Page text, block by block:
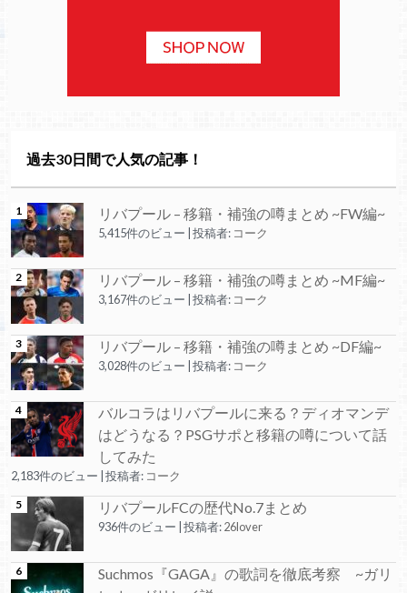
過去30日間で人気の記事！
リバプール – 移籍・補強の噂まとめ ~FW編~
5,415件のビュー 投稿者: コーク
リバプール – 移籍・補強の噂まとめ ~MF編~
3,167件のビュー 投稿者: コーク
リバプール – 移籍・補強の噂まとめ ~DF編~
3,028件のビュー 投稿者: コーク
バルコラはリバプールに来る？ディオマンデ
はどうなる？PSGサポと移籍の噂について話
してみた
2,183件のビュー 投稿者: コーク
リバプールFCの歴代No.7まとめ
936件のビュー 投稿者:26lover
Suchmos『GAGA』の歌詞を徹底考察 ~ガリ